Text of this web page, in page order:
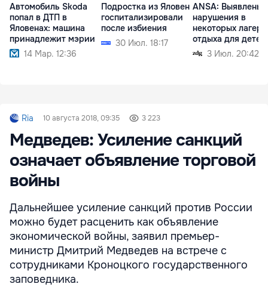
Автомобиль Skoda
попал в ДТП в
Яловенах: машина
принадлежит мэрии
14 Мар. 12:36
Подростка из Яловен
госпитализировали
после избиения
30 Июл. 18:17
ANSА: Выявлены
нарушения в
некоторых
отдыха для детей
3 Июл. 20:42
Ria 10 августа 2018, 09:35 3 223
Медведев: Усиление санкций
означает объявление торговой
войны
Дальнейшее усиление санкций против России
можно будет расценить как объявление
экономической войны, заявил премьер-
министр Дмитрий Медведев на встрече с
сотрудниками Кроноцкого государственного
заповедника.